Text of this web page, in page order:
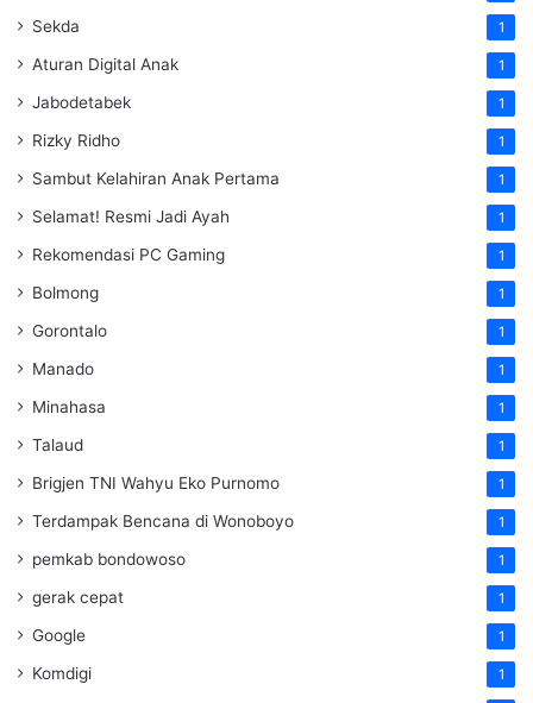
Sekda 1
Aturan Digital Anak 1
Jabodetabek 1
Rizky Ridho 1
Sambut Kelahiran Anak Pertama 1
Selamat! Resmi Jadi Ayah 1
Rekomendasi PC Gaming 1
Bolmong 1
Gorontalo 1
Manado 1
Minahasa 1
Talaud 1
Brigjen TNI Wahyu Eko Purnomo 1
Terdampak Bencana di Wonoboyo 1
pemkab bondowoso 1
gerak cepat 1
Google 1
Komdigi 1